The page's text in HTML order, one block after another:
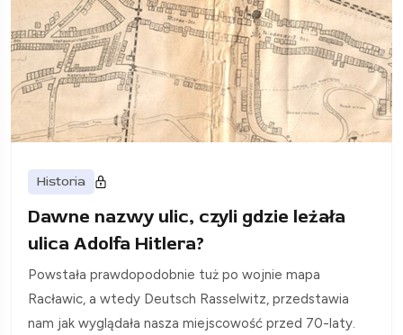
Historia
Dawne nazwy ulic, czyli gdzie leżała
ulica Adolfa Hitlera?
Powstała prawdopodobnie tuż po wojnie mapa
Racławic, a wtedy Deutsch Rasselwitz, przedstawia
nam jak wyglądała nasza miejscowość przed 70-laty.